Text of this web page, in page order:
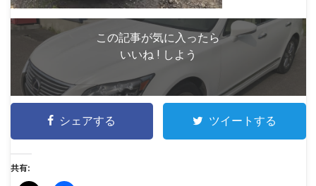
この記事が気に入ったら
いいね ! しよう
シェアする ツイートする
共有: